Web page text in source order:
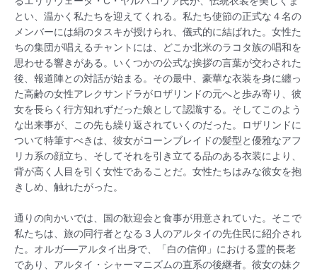
とい、温かく私たちを迎えてくれる。私たち使節の正式な４名の
メンバーには絹のタスキが授けられ、儀式的に結ばれた。女性た
ちの集団が唱えるチャントには、どこか北米のラコタ族の唱和を
思わせる響きがある。いくつかの公式な挨拶の言葉が交わされた
後、報道陣との対話が始まる。その最中、豪華な衣装を身に纏っ
た高齢の女性アレクサンドラがロザリンドの元へと歩み寄り、彼
女を長らく行方知れずだった娘として認識する。そしてこのよう
な出来事が、この先も繰り返されていくのだった。ロザリンドに
ついて特筆すべきは、彼女がコーンブレイドの髪型と優雅なアフ
リカ系の顔立ち、そしてそれを引き立てる品のある衣装により、
背が高く人目を引く女性であることだ。女性たちはみな彼女を抱
きしめ、触れたがった。
通りの向かいでは、国の歓迎会と食事が用意されていた。そこで
私たちは、旅の同行者となる３人のアルタイの先住民に紹介され
た。オルガ──アルタイ出身で、「白の信仰」における霊的長老
であり、アルタイ・シャーマニズムの直系の後継者。彼女の妹ク